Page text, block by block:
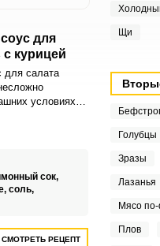
для
с курицей
для салата
условиях.
сок,
соль,
СМОТРЕТЬ РЕЦЕПТ
Щи
Голубцы
Зразы
Лазанья
Мясо
Плов